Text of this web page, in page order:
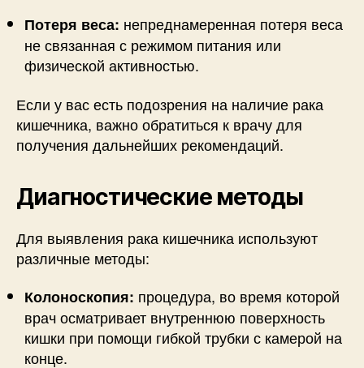
Потеря веса: непреднамеренная потеря веса
не связанная с режимом питания или
физической активностью.
Если у вас есть подозрения на наличие рака
кишечника, важно обратиться к врачу для
получения дальнейших рекомендаций.
Диагностические методы
Для выявления рака кишечника используют
различные методы:
Колоноскопия: процедура, во время которой
врач осматривает внутреннюю поверхность
кишки при помощи гибкой трубки с камерой на
конце.